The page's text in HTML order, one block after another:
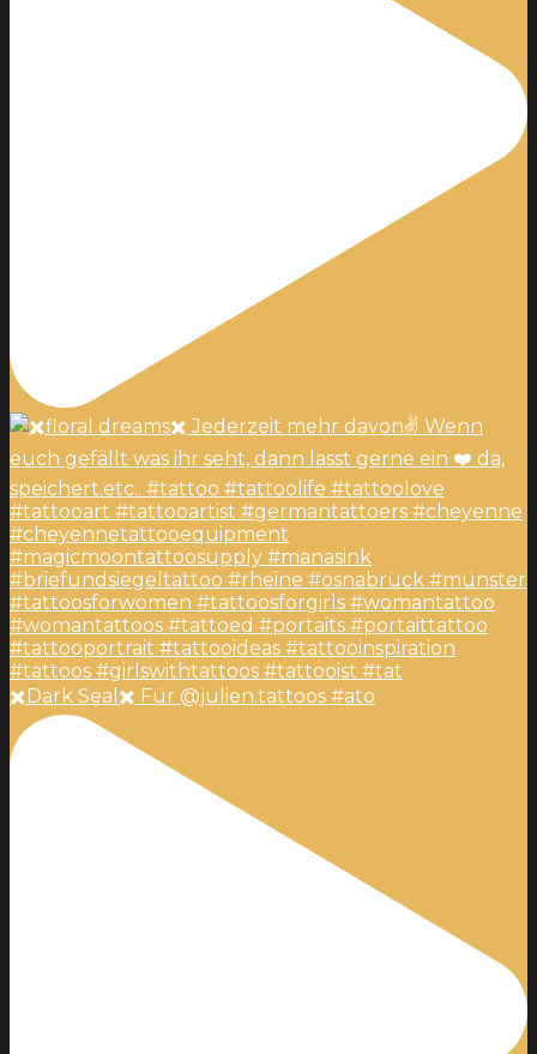
✖️Dark Seal✖️ Für @julien.tattoos #ato